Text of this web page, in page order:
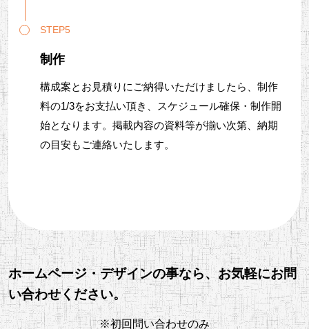
STEP5
制作
構成案とお見積りにご納得いただけましたら、制作
料の1/3をお支払い頂き、スケジュール確保・制作開
始となります。掲載内容の資料等が揃い次第、納期
の目安もご連絡いたします。
ホームページ・デザインの事なら、お気軽にお問
い合わせください。
※初回問い合わせのみ